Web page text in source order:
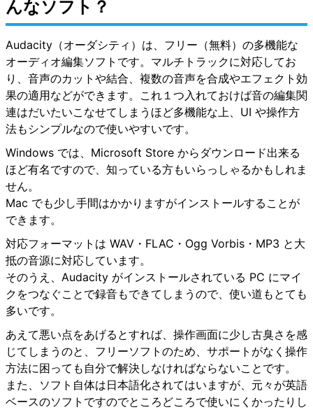
んなソフト？
Audacity（オーダシティ）は、フリー（無料）の多機能な
オーディオ編集ソフトです。マルチトラックに対応してお
り、音声のカットや結合、複数の音声を合成やエフェクト効
果の適用などができます。これ１つ入れておけば音の編集関
連はだいたいこなせてしまうほど多機能な上、UI や操作方
法もシンプルなので使いやすいです。
Windows では、Microsoft Store からダウンロード出来る
ほど有名ですので、知っている方もいらっしゃるかもしれま
せん。
Mac でも少し手間はかかりますがインストールすることが
できます。
対応フォーマットは WAV・FLAC・Ogg Vorbis・MP3 と大
抵の音源に対応しています。
そのうえ、Audacity がインストールされている PC にマイ
クをつなぐことで録音もできてしまうので、使い道もとても
多いです。
あえて悪い点をあげるとすれば、操作画面に少し古臭さを感
じてしまうのと、フリーソフトのため、サポートがなく操作
方法に困っても自分で解決しなければならないことです。
また、ソフト自体は日本語化されてはいますが、元々が英語
ベースのソフトですのでところどころで使いにくかったりし